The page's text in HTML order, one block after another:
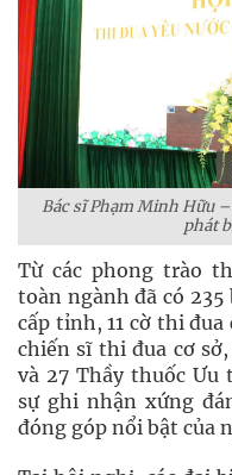
Bác sĩ Phạm Minh Hữu
phát
Từ các phong trào
toàn ngành đã có
cấp tỉnh, 11 cờ thi
chiến sĩ thi đua cơ
và 27 Thầy thuốc
sự ghi nhận xứng
đóng góp nổi bật của